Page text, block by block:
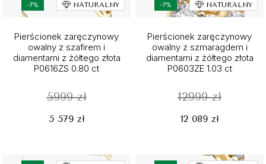
-7% NATURALNY
Pierścionek zaręczynowy
owalny z szafirem i
diamentami z żółtego złota
P0616ZS 0.80 ct
5999 zł
5 579 zł
-7% NATURALNY
Pierścionek zaręczynowy
owalny z szmaragdem i
diamentami z żółtego złota
P0603ZE 1.03 ct
12999 zł
12 089 zł